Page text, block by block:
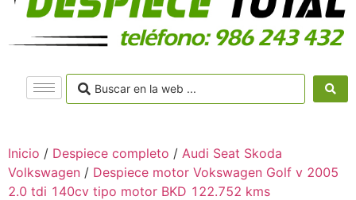
Inicio / Despiece completo / Audi Seat Skoda
Volkswagen / Despiece motor Vokswagen Golf v 2005
2.0 tdi 140cv tipo motor BKD 122.752 kms